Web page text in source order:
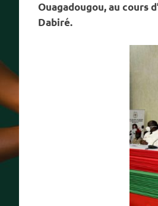
Ouagadougou, au cours
Dabiré.